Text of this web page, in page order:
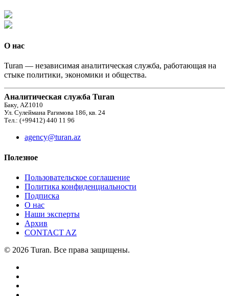
О нас
Turan — независимая аналитическая служба, работающая на
стыке политики, экономики и общества.
Аналитическая служба Turan
Баку, AZ1010
Ул. Сулеймана Рагимова 186, кв. 24
Тел.: (+99412) 440 11 96
agency@turan.az
Полезное
Пользовательское соглашение
Политика конфиденциальности
Подписка
О нас
Наши эксперты
Архив
CONTACT AZ
© 2026 Turan. Все права защищены.